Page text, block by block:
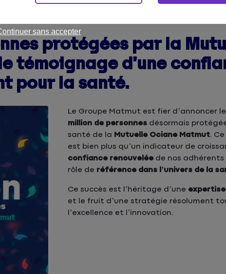
protégées par la
témoignage d’une
pour la santé.
Le Groupe Matmut est fier d’annoncer
million de personnes désormais
santé de la Mutuelle Ociane Matmut.
est bien plus qu’un indicateur de
confiance renouvelée de nos
rôle de référence dans l’univers de la
Ce succès est l’héritage d’une
et le fruit d’une stratégie résolument
l’excellence et l’innovation.
sans accepter